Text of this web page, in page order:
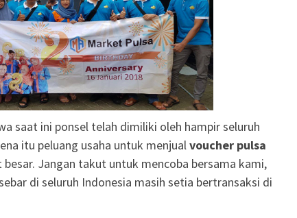
saat ini ponsel telah dimiliki oleh hampir seluruh
itu peluang usaha untuk menjualvoucher pulsa
besar. Jangan takut untuk mencoba bersama kami,
di seluruh Indonesia masih setia bertransaksi di